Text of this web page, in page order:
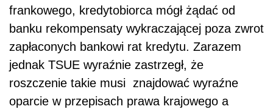
frankowego, kredytobiorca mógł żądać od
banku rekompensaty wykraczającej poza zwrot
zapłaconych bankowi rat kredytu. Zarazem
jednak TSUE wyraźnie zastrzegł, że
roszczenie takie musi znajdować wyraźne
oparcie w przepisach prawa krajowego a